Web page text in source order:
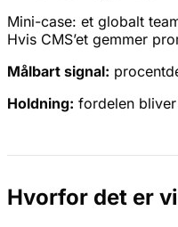
Mini-case: et globalt
Hvis CMS’et gemmer
Målbart signal:
Holdning: fordelen
Hvorfor det er